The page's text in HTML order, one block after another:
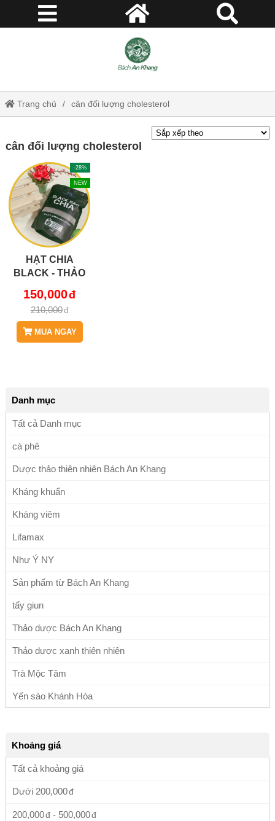
Trang chủ cân đối lượng cholesterol
cân đối lượng cholesterol
-28%
NEW
HẠT CHIA
BLACK - THẢO
KHANG JD246
HATCHIABLACK
150,000
210,000
MUA NGAY
Danh mục
Tất cả Danh mục
cà phê
Dược thảo thiên nhiên Bách An Khang
Kháng khuẩn
Kháng viêm
Lifamax
Như Ý NY
Sản phẩm từ Bách An Khang
tẩy giun
Thảo dược Bách An Khang
Thảo dược xanh thiên nhiên
Trà Mộc Tâm
Yến sào Khánh Hòa
Khoảng giá
Tất cả khoảng giá
Dưới 200,000
200,000 - 500,000